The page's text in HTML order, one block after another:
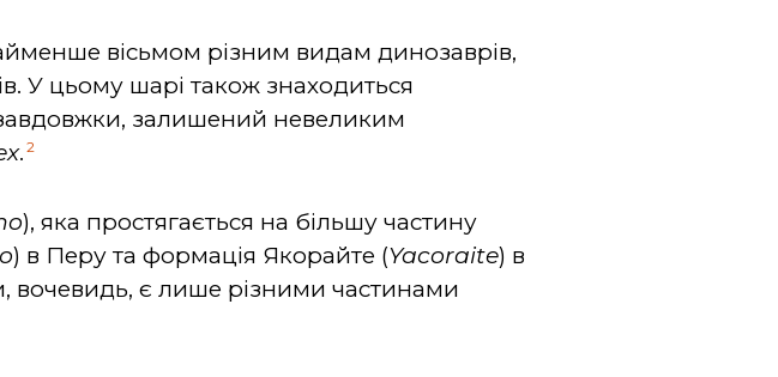
вісьмом різним видам динозаврів,
У цьому шарі також знаходиться
залишений невеликим
. 2
), яка простягається на більшу частину
) в Перу та формація Якорайте (Yacoraite) в
вочевидь, є лише різними частинами